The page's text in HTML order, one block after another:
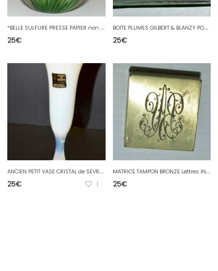
*
BELLE SULFURE PRESSE PAPIER non signé FLEUR ROUGE et PAPILLON PAPERWEIGHT
25€
B
OITE PLUMES GILBERT & BLANZY POURE RONDE BATARDE & GOTHIQUE COLLECTION PUB XXe
25€
A
NCIEN PETIT VASE CRISTAL de SEVRES Tulipe opaque blanche Pied OPALESCENT déco
25€ 1
M
ATRICE TAMPON BRONZE Lettres INITIALES MAJUSCULES à déchiffrer N°4
25€